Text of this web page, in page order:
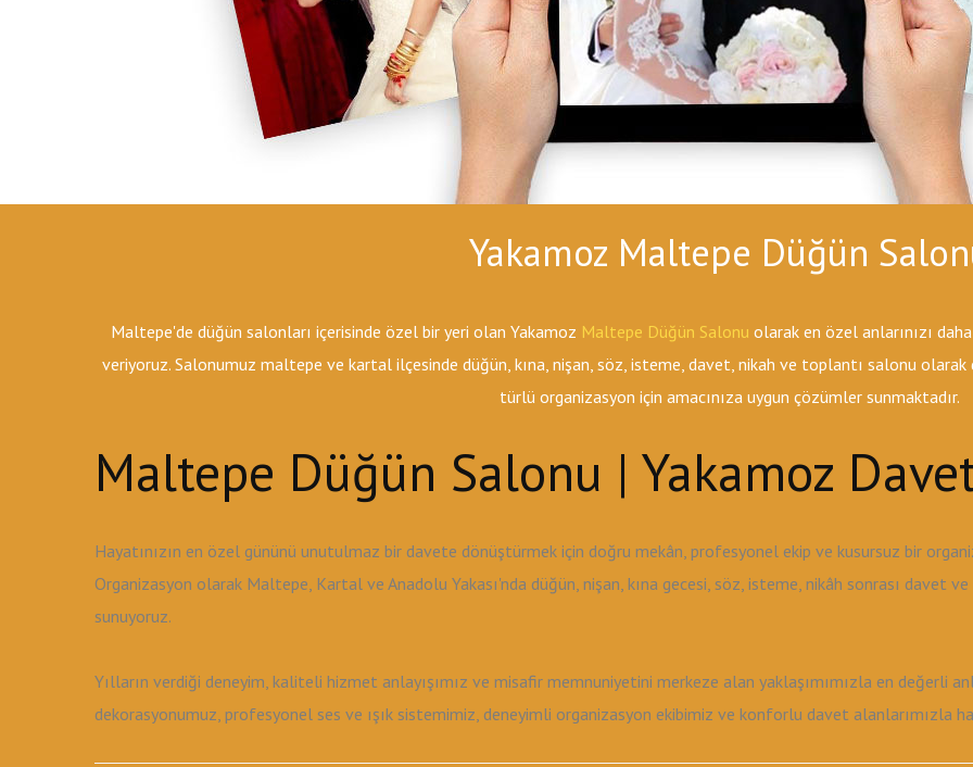
Yakamoz Maltepe Düğün
Maltepe'de düğün salonları içerisinde özel bir yeri olan Yakamoz Maltepe Düğün Salonu olarak en özel anlarınızı
veriyoruz. Salonumuz maltepe ve kartal ilçesinde düğün, kına, nişan, söz, isteme, davet, nikah ve toplantı salonu
türlü organizasyon için amacınıza uygun çözümler sunmaktadır.
Maltepe Düğün Salonu | Yakamoz
Hayatınızın en özel gününü unutulmaz bir davete dönüştürmek için doğru mekân, profesyonel ekip ve kusursuz bir
Organizasyon olarak Maltepe, Kartal ve Anadolu Yakası'nda düğün, nişan, kına gecesi, söz, isteme, nikâh sonrası davet
sunuyoruz.
Yılların verdiği deneyim, kaliteli hizmet anlayışımız ve misafir memnuniyetini merkeze alan yaklaşımımızla en değerli
dekorasyonumuz, profesyonel ses ve ışık sistemimiz, deneyimli organizasyon ekibimiz ve konforlu davet alanlarımızla